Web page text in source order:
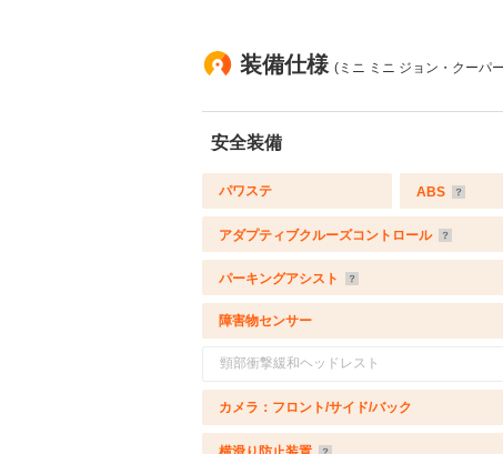
装備仕様 (ミニ ミニ ジョン・クーパ
安全装備
パワステ ABS
アダプティブクルーズコントロール
パーキングアシスト
障害物センサー
頸部衝撃緩和ヘッドレスト
カメラ：フロント/サイド/バック